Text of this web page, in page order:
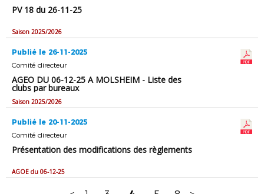
PV 18 du 26-11-25
Saison 2025/2026
Publié le 26-11-2025
Comité directeur
AGEO DU 06-12-25 A MOLSHEIM - Liste des
clubs par bureaux
Saison 2025/2026
Publié le 20-11-2025
Comité directeur
Présentation des modifications des règlements
AGOE du 06-12-25